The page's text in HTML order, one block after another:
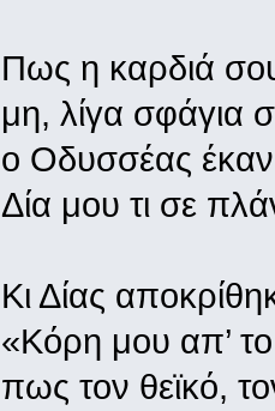
Πως η καρδιά
μη, λίγα σφάγια
ο Οδυσσέας
Δία μου τι σε
Κι Δίας
«Κόρη μου απ’
πως τον θεϊκό,